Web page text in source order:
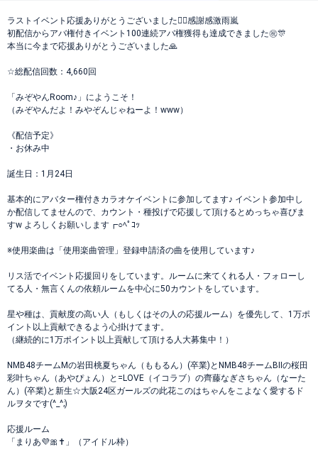
ラストイベント応援ありがとうございました🙇‍♂️感謝感激雨嵐
初配信からアバ権付きイベント100連続アバ権獲得も達成できました㊗️🎊
本当に今まで応援ありがとうございました🙏
☆総配信回数：4,660回
「みぞやんRoom♪」にようこそ！
（みぞやんだよ！みやぞんじゃねーよ！www）
《配信予定》
・お休み中
誕生日：1月24日
基本的にアバター権付きカラオケイベントに参加してます♪ イベント参加中し
か配信してませんので、カウント・種投げで応援して頂けるとめっちゃ喜びま
すw よろしくお願いします┏○ﾍﾟｺｯ
※使用楽曲は「使用楽曲管理」登録申請済の曲を使用しています♪
リス活でイベント応援回りをしています。ルームに来てくれる人・フォローし
てる人・無言くんの依頼ルームを中心に50カウントをしています。
星や種は、貢献度の高い人（もしくはその人の応援ルーム）を優先して、1万ポ
イント以上貢献できるよう心掛けてます。
（継続的に1万ポイント以上貢献して頂ける人大募集中！）
NMB48チームMの岩田桃夏ちゃん（ももるん）(卒業)とNMB48チームBIIの桜田
彩叶ちゃん（あやぴょん）と=LOVE（イコラブ）の齊藤なぎさちゃん（なーた
ん）(卒業)と新生☆大阪24区ガールズの此花このはちゃんをこよなく愛するド
ルヲタです(^_^;)
応援ルーム
「まりあ💜🎀✝️」（アイドル枠）